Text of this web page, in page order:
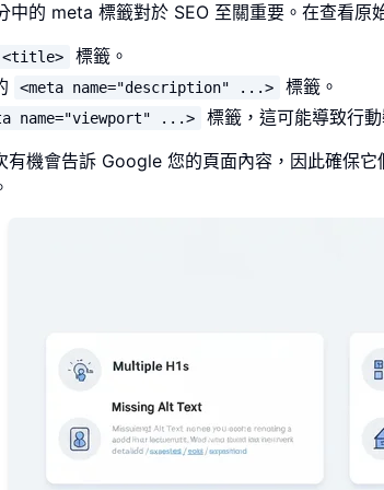
中的 meta 標籤對於 SEO 至關重要。在查看原
<title>
標籤。
<meta name="description" ...>
標籤。
name="viewport" ...>
標籤，這可能導致行
有機會告訴 Google 您的頁面內容，因此確保